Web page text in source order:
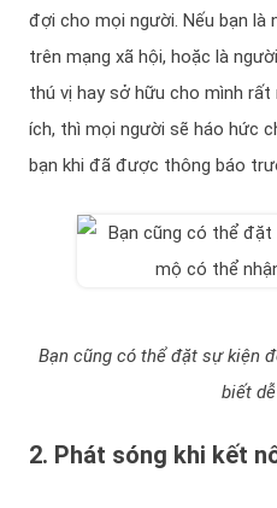
đợi cho mọi người. Nếu bạn là
trên mạng xã hội, hoặc là
thú vị hay sở hữu cho mình rất
ích, thì mọi người sẽ háo hức
bạn khi đã được thông báo
Bạn cũng có thể đặt sự kiện
biết
2. Phát sóng khi kết